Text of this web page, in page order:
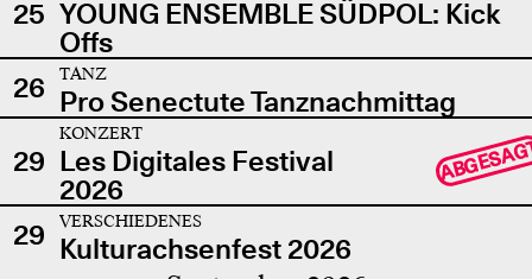
25 YOUNG ENSEMBLE SÜDPOL: Kick
Offs
26
TANZ
Pro Senectute Tanznachmittag
29
KONZERT
Les Digitales Festival
2026
29 VERSCHIEDENES
Kulturachsenfest 2026